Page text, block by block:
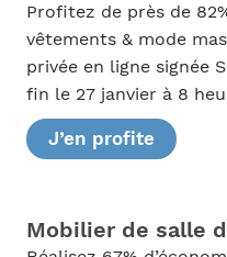
Profitez de près de
vêtements & mode
privée en ligne signée
fin le 27 janvier à 8
J’en profite
Mobilier de salle